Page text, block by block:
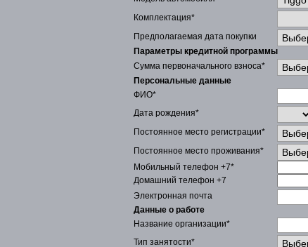
Комплектация*
Предполагаемая дата покупки
Параметры кредитной программы
Сумма первоначального взноса*
Персональные данные
ФИО*
Дата рождения*
Постоянное место регистрации*
Постоянное место проживания*
Мобильный телефон +7*
Домашний телефон +7
Электронная почта
Данные о работе
Название организации*
Тип занятости*